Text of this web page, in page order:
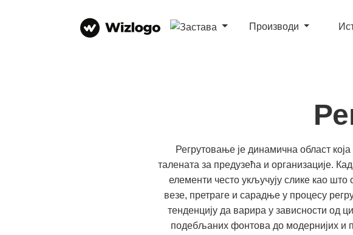
Производи
Регрутовање је динамична област
талената за предузећа и организације.
елементи често укључују слике као
везе, претраге и сарадње у процесу
тенденцију да варира у зависности од
подебљаних фонтова до модернијих и